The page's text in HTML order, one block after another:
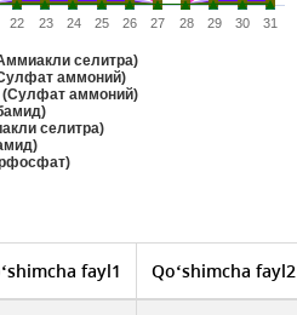
селитра)
аммоний)
аммоний)
селитра)
22 23 24 25 26 27 28 29 30 31
fayl1 Qo‘shimcha fayl2